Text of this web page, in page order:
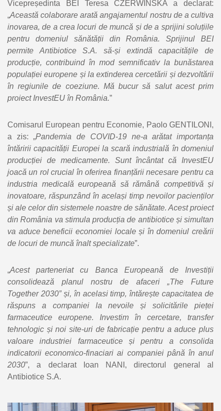
Vicepreședinta BEI Teresa CZERWIŃSKA a declarat:
„Această colaborare arată angajamentul nostru de a cultiva
inovarea, de a crea locuri de muncă și de a sprijini soluțiile
pentru domeniul sănătății din România. Sprijinul BEI
permite Antibiotice S.A. să-și extindă capacitățile de
producție, contribuind în mod semnificativ la bunăstarea
populației europene și la extinderea cercetării și dezvoltării
în regiunile de coeziune. Mă bucur să salut acest prim
proiect InvestEU în România.”
Comisarul European pentru Economie, Paolo GENTILONI,
a zis: „Pandemia de COVID-19 ne-a arătat importanța
întăririi capacității Europei la scară industrială în domeniul
producției de medicamente. Sunt încântat că InvestEU
joacă un rol crucial în oferirea finanțării necesare pentru ca
industria medicală europeană să rămână competitivă și
inovatoare, răspunzând în același timp nevoilor pacienților
și ale celor din sistemele noastre de sănătate. Acest proiect
din România va stimula producția de antibiotice și simultan
va aduce beneficii economiei locale și în domeniul creării
de locuri de muncă înalt specializate”.
„Acest parteneriat cu Banca Europeană de Investiții
consolidează planul nostru de afaceri „The Future
Together 2030” și, în acelasi timp, întărește capacitatea de
răspuns a companiei la nevoile și solicitările pieței
farmaceutice europene. Investim în cercetare, transfer
tehnologic și noi site-uri de fabricație pentru a aduce plus
valoare industriei farmaceutice și pentru a consolida
indicatorii economico-finaciari ai companiei până în anul
2030”, a declarat Ioan NANI, directorul general al
Antibiotice S.A.